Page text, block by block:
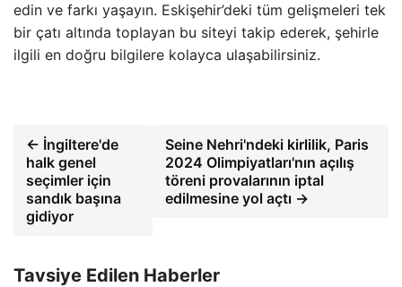
edin ve farkı yaşayın. Eskişehir’deki tüm gelişmeleri tek
bir çatı altında toplayan bu siteyi takip ederek, şehirle
ilgili en doğru bilgilere kolayca ulaşabilirsiniz.
← İngiltere'de
halk genel
seçimler için
sandık başına
gidiyor
Seine Nehri'ndeki kirlilik, Paris
2024 Olimpiyatları'nın açılış
töreni provalarının iptal
edilmesine yol açtı →
Tavsiye Edilen Haberler